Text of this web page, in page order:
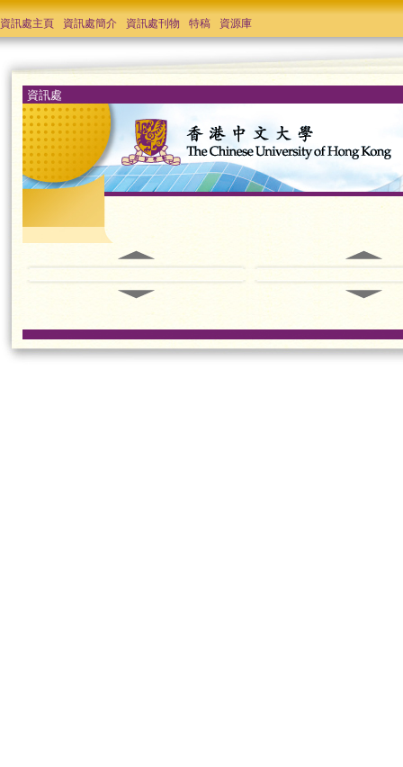
資訊處主頁 資訊處簡介 資訊處刊物 特稿 資源庫
資訊處